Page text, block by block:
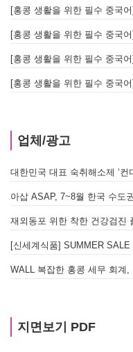
[홍콩 생활을 위한 필수 중국
[홍콩 생활을 위한 필수 중국
[홍콩 생활을 위한 필수 중국
[홍콩 생활을 위한 필수 중국
업체/광고
아삽 ASAP, 7~8월 한국 수도
재외동포 위한 착한 건강검진
[신세계식품] SUMMER SALE
지면보기 PDF